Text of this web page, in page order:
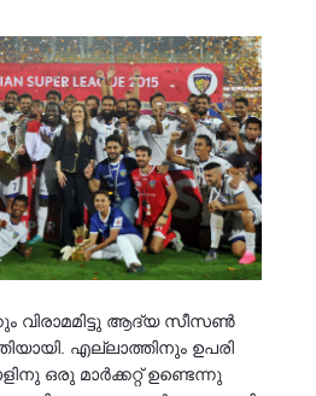
വിരാമമിട്ടു ആദ്യ സീസൺ
എല്ലാത്തിനും ഉപരി
ഒരു മാർക്കറ്റ് ഉണ്ടെന്നു